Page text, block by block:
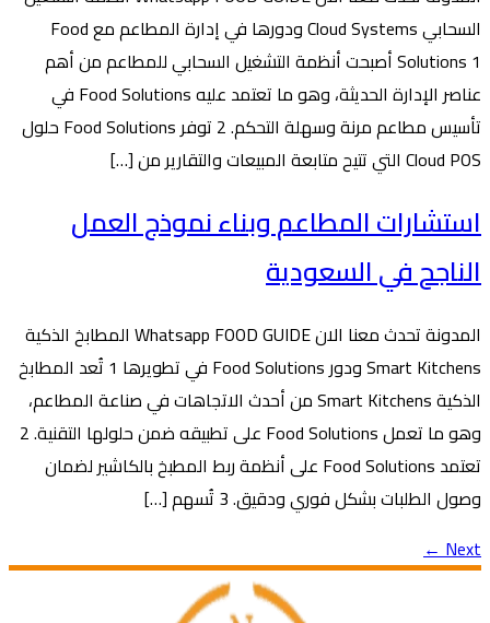
السحابي Cloud Systems ودورها في إدارة المطاعم مع Food
Solutions 1 أصبحت أنظمة التشغيل السحابي للمطاعم من أهم
عناصر الإدارة الحديثة، وهو ما تعتمد عليه Food Solutions في
تأسيس مطاعم مرنة وسهلة التحكم. 2 توفر Food Solutions حلول
Cloud POS التي تتيح متابعة المبيعات والتقارير من […]
استشارات المطاعم وبناء نموذج العمل
الناجح في السعودية
المدونة تحدث معنا الان Whatsapp FOOD GUIDE المطابخ الذكية
Smart Kitchens ودور Food Solutions في تطويرها 1 تُعد المطابخ
الذكية Smart Kitchens من أحدث الاتجاهات في صناعة المطاعم،
وهو ما تعمل Food Solutions على تطبيقه ضمن حلولها التقنية. 2
تعتمد Food Solutions على أنظمة ربط المطبخ بالكاشير لضمان
وصول الطلبات بشكل فوري ودقيق. 3 تُسهم […]
Next
←